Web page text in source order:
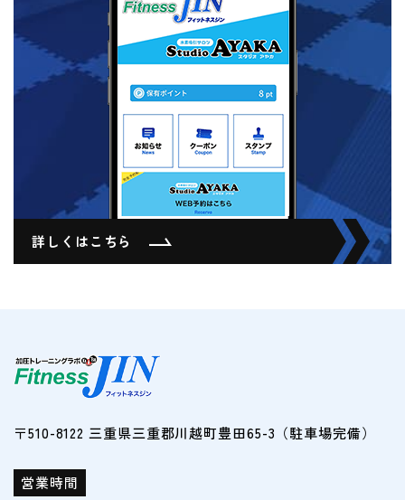
詳しくはこちら
〒510-8122 三重県三重郡川越町豊田65-3（駐車場完備）
営業時間